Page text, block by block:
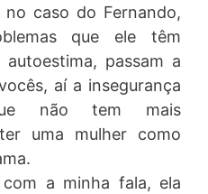
caso do Fernando,
que ele têm
passam a
aí a insegurança
não tem mais
uma mulher como
a minha fala, ela